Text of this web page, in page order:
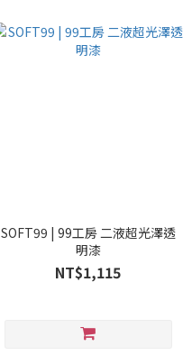
SOFT99 | 99工房 二液超光澤透
明漆
NT$1,115